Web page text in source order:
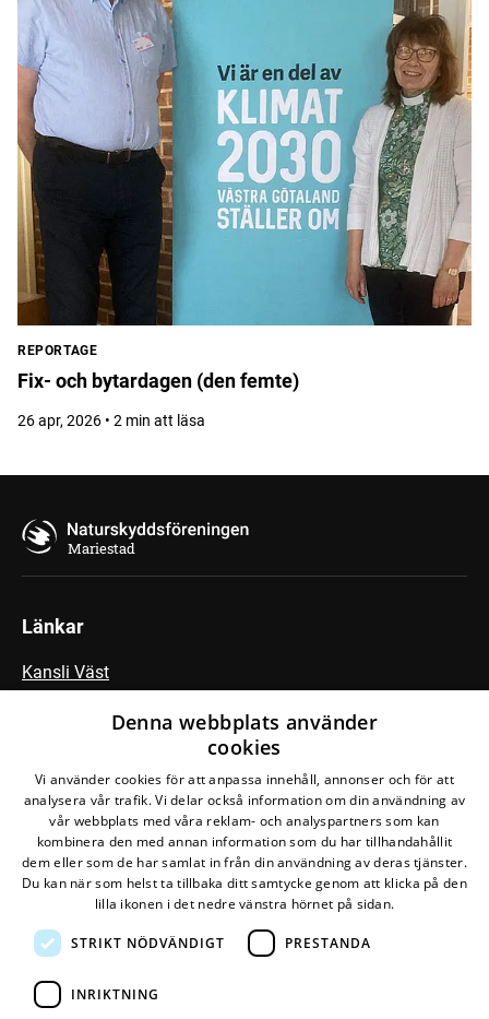
REPORTAGE
Fix- och bytardagen (den femte)
26 apr, 2026 • 2 min att läsa
Mariestad
Länkar
Kansli Väst
Fältbiologerna
Följ vår Facebook-grupp
Den här webbplatsen drivs avGlesys ABmed
Miljöval-märkt
©2026
Denna webbplats använder
cookies
Vi använder cookies för att anpassa innehåll, annonser och för att
analysera vår trafik. Vi delar också information om din användning av
vår webbplats med våra reklam- och analyspartners som kan
kombinera den med annan information som du har tillhandahållit
dem eller som de har samlat in från din användning av deras tjänster.
Du kan när som helst ta tillbaka ditt samtycke genom att klicka på den
lilla ikonen i det nedre vänstra hörnet på sidan.
STRIKT NÖDVÄNDIGT PRESTANDA
INRIKTNING